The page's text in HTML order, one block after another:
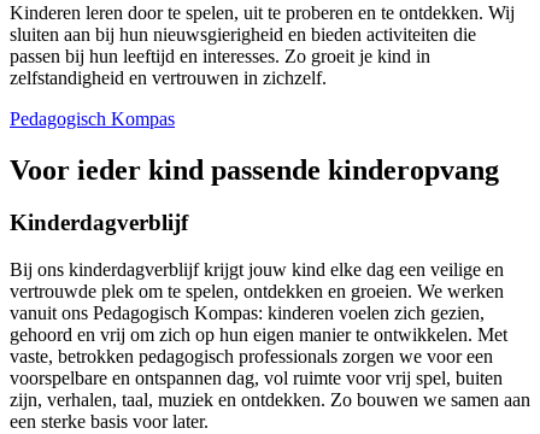
Kinderen leren door te spelen, uit te proberen en te ontdekken. Wij
sluiten aan bij hun nieuwsgierigheid en bieden activiteiten die
passen bij hun leeftijd en interesses. Zo groeit je kind in
zelfstandigheid en vertrouwen in zichzelf.
Pedagogisch Kompas
Voor ieder kind passende kinderopvang
Kinderdagverblijf
Bij ons kinderdagverblijf krijgt jouw kind elke dag een veilige en
vertrouwde plek om te spelen, ontdekken en groeien. We werken
vanuit ons Pedagogisch Kompas: kinderen voelen zich gezien,
gehoord en vrij om zich op hun eigen manier te ontwikkelen. Met
vaste, betrokken pedagogisch professionals zorgen we voor een
voorspelbare en ontspannen dag, vol ruimte voor vrij spel, buiten
zijn, verhalen, taal, muziek en ontdekken. Zo bouwen we samen aan
een sterke basis voor later.